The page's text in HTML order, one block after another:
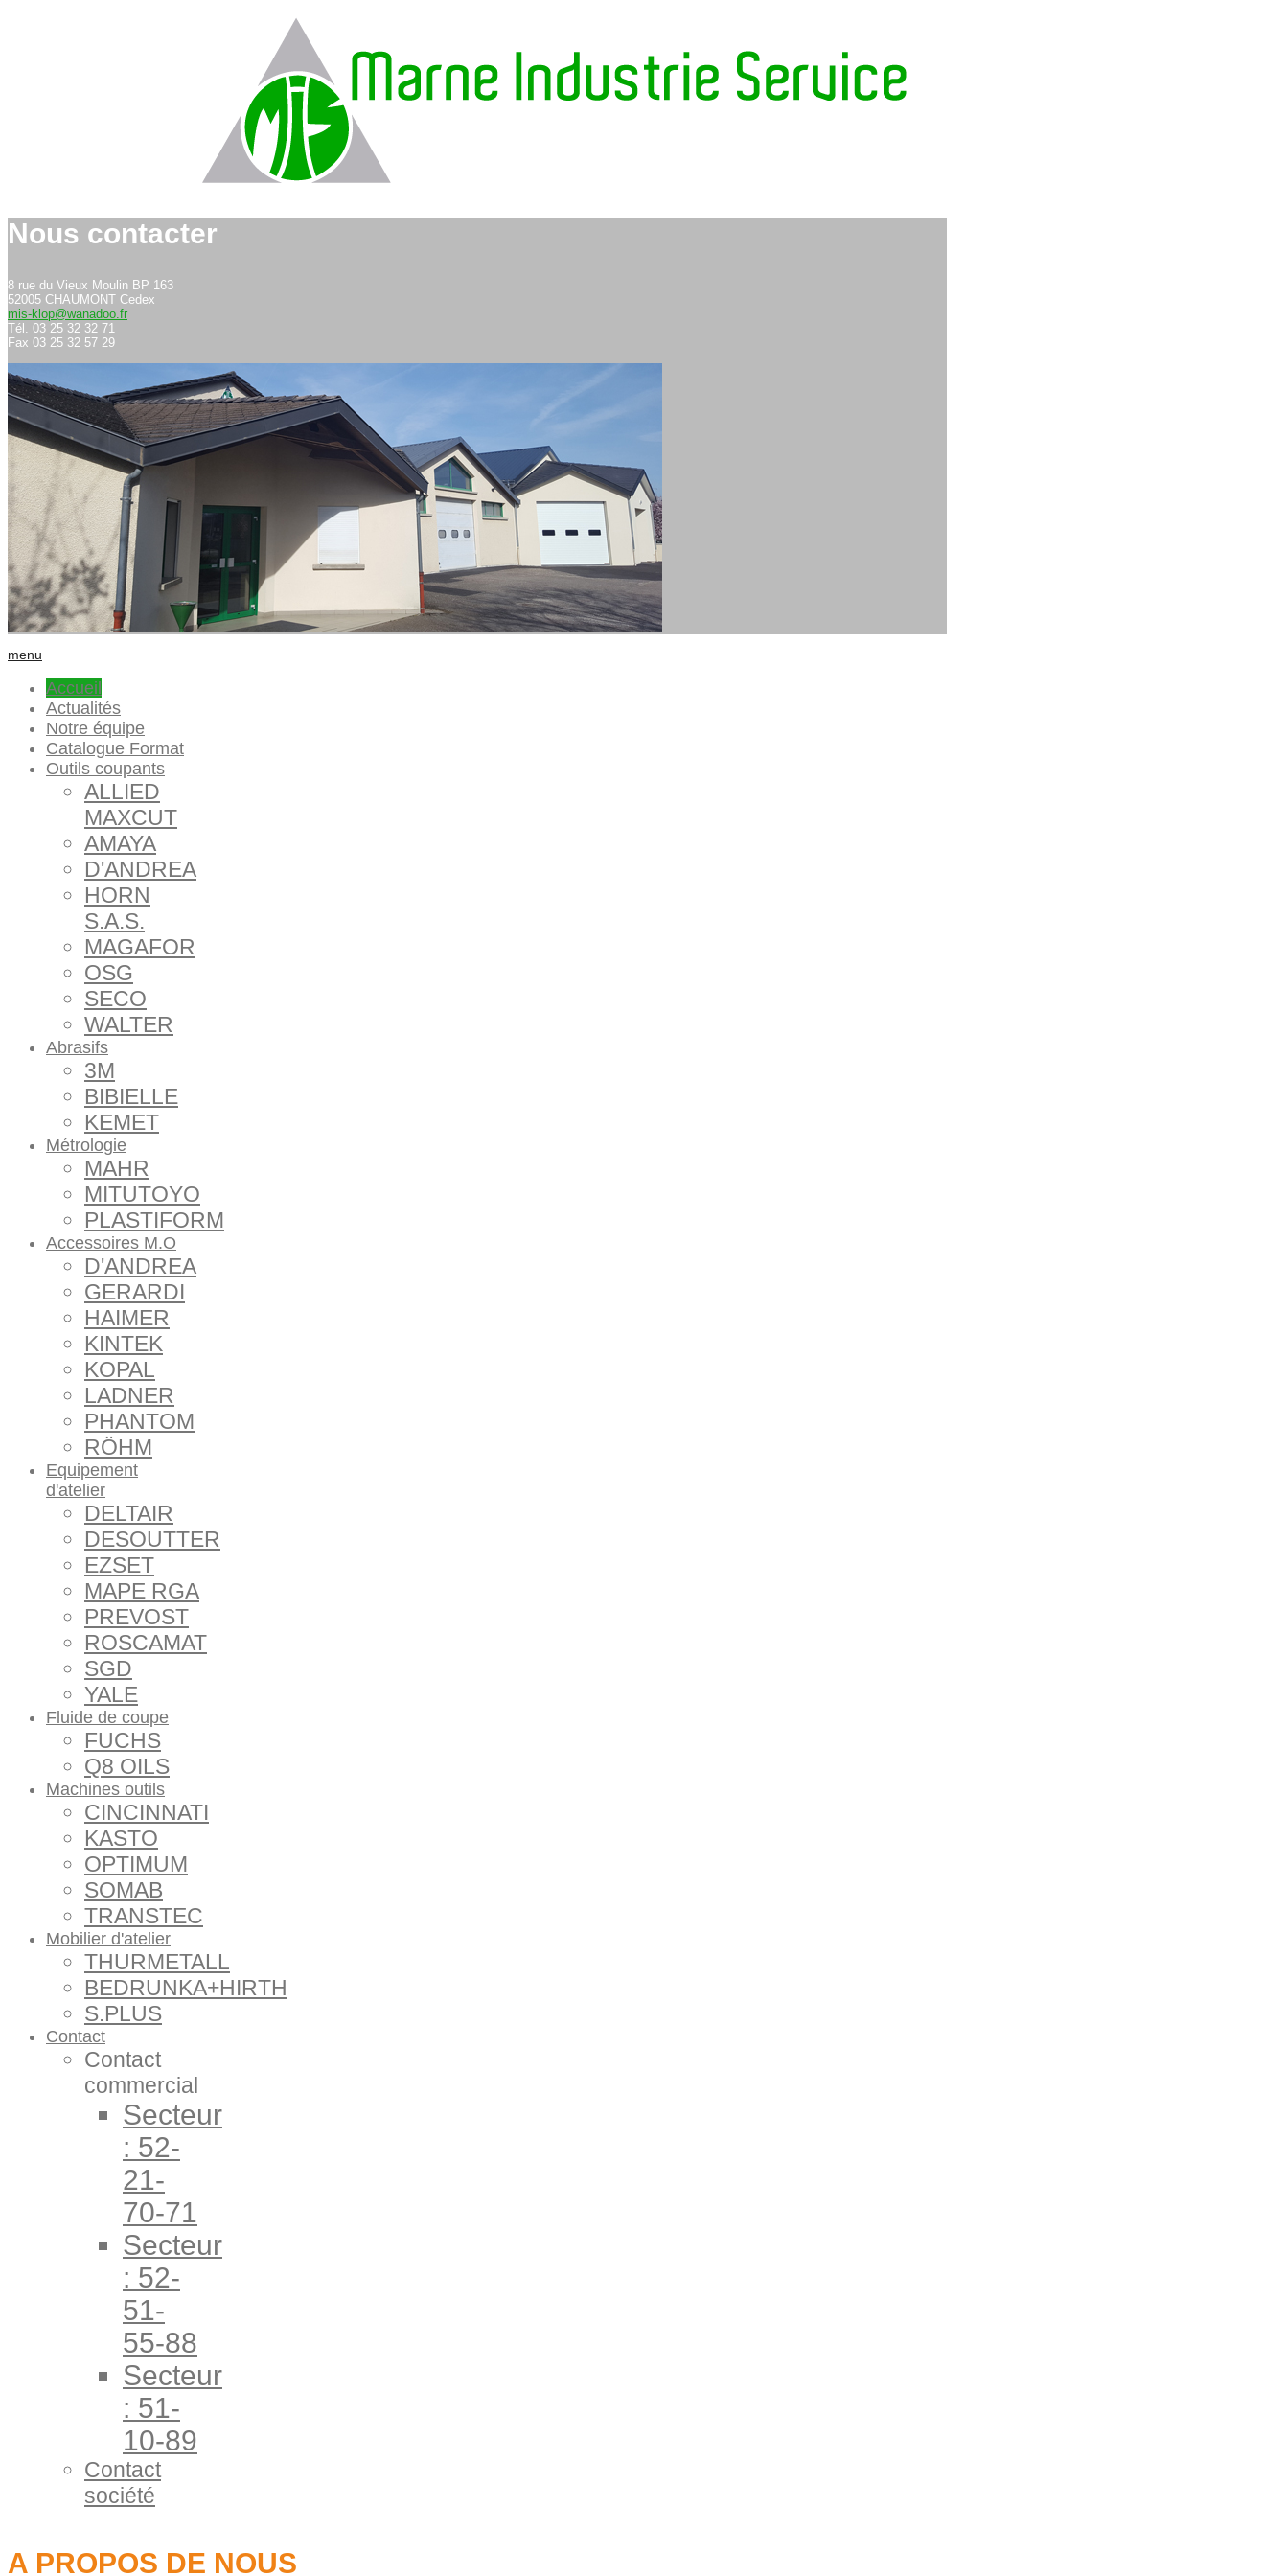
Nous contacter
8 rue du Vieux Moulin BP 163
52005 CHAUMONT Cedex
mis-klop@wanadoo.fr
Tél. 03 25 32 32 71
Fax 03 25 32 57 29
menu
Accueil
Actualités
Notre équipe
Catalogue Format
Outils coupants
ALLIED
MAXCUT
AMAYA
D'ANDREA
HORN
S.A.S.
MAGAFOR
OSG
SECO
WALTER
Abrasifs
3M
BIBIELLE
KEMET
Métrologie
MAHR
MITUTOYO
PLASTIFORM
Accessoires M.O
D'ANDREA
GERARDI
HAIMER
KINTEK
KOPAL
LADNER
PHANTOM
RÖHM
Equipement
d'atelier
DELTAIR
DESOUTTER
EZSET
MAPE RGA
PREVOST
ROSCAMAT
SGD
YALE
Fluide de coupe
FUCHS
Q8 OILS
Machines outils
CINCINNATI
KASTO
OPTIMUM
SOMAB
TRANSTEC
Mobilier d'atelier
THURMETALL
BEDRUNKA+HIRTH
S.PLUS
Contact
Contact
commercial
Secteur
: 52-
21-
70-71
Secteur
: 52-
51-
55-88
Secteur
: 51-
10-89
Contact
société
A PROPOS DE NOUS